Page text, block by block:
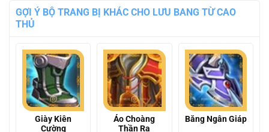
GỢI Ý BỘ TRANG BỊ KHÁC CHO LƯU BANG TỪ CAO
THỦ
Giày Kiên
Cường
Áo Choàng
Thần Ra
Băng Ngân Giáp